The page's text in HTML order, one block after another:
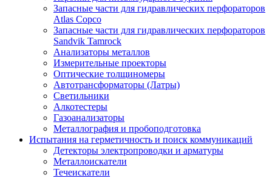
Запасные части для гидравлических перфораторов
Atlas Copco
Запасные части для гидравлических перфораторов
Sandvik Tamrock
Анализаторы металлов
Измерительные проекторы
Оптические толщиномеры
Автотрансформаторы (Латры)
Светильники
Алкотестеры
Газоанализаторы
Металлография и пробоподготовка
Испытания на герметичность и поиск коммуникаций
Детекторы электропроводки и арматуры
Металлоискатели
Течеискатели